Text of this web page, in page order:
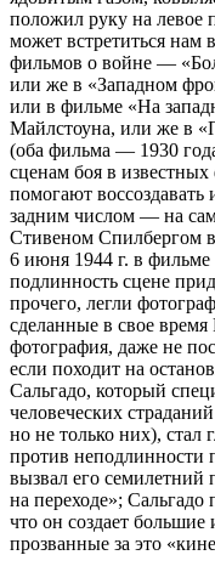
положил руку на левое
может встретиться нам
фильмов о войне —
или же в «Западном
или в фильме «На
Майлстоуна, или же в
(оба фильма — 1930
сценам боя в
помогают
задним числом — на
Стивеном Спилбергом
6 июня 1944 г. в фильме
подлинность сцене
прочего, легли
сделанные в свое
фотография, даже не
если походит на
Сальгадо, который
человеческих
но не только них),
против неподлинности
вызвал его семилетний
на переходе»;
что он создает
прозванные за это